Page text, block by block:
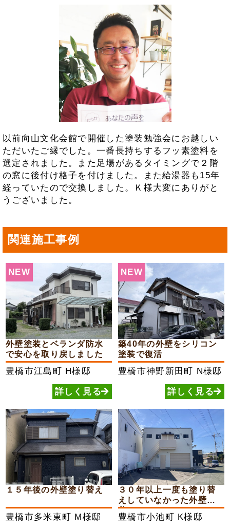
以前向山文化会館で開催した塗装勉強会にお越しい
ただいたご縁でした。一番長持ちするフッ素塗料を
選定されました。また足場があるタイミングで２階
の窓に後付け格子を付けました。また給湯器も15年
経っていたので交換しました。Ｋ様大変にありがと
うございました。
関連施工事例
NEW
外壁塗装とベランダ防水
で安心を取り戻しました
豊橋市江島町 H様邸
詳しく見る
NEW
築40年の外壁をシリコン
塗装で復活
豊橋市神野新田町 N様邸
詳しく見る
１５年後の外壁塗り替え
豊橋市多米東町 M様邸
３０年以上一度も塗り替
えしていなかった外壁が
美...
豊橋市小池町 K様邸